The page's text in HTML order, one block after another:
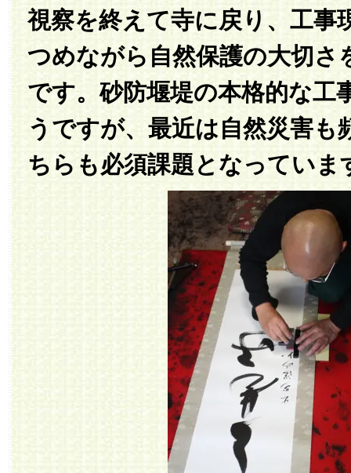
視察を終えて寺に戻り、工事
つめながら自然保護の大切さ
です。砂防堰堤の本格的な工
うですが、最近は自然災害も
ちらも必須課題となっていま